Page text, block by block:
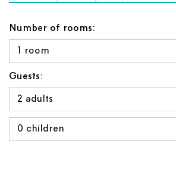
Number of rooms:
Guests: